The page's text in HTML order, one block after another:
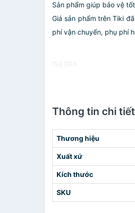
Sản phẩm giúp bảo vệ
Giá sản phẩm trên Tiki
phí vận chuyển, phụ phí
Giá ERA
Thông tin chi tiết
Thương hiệu
Xuất xứ
Kích thước
SKU